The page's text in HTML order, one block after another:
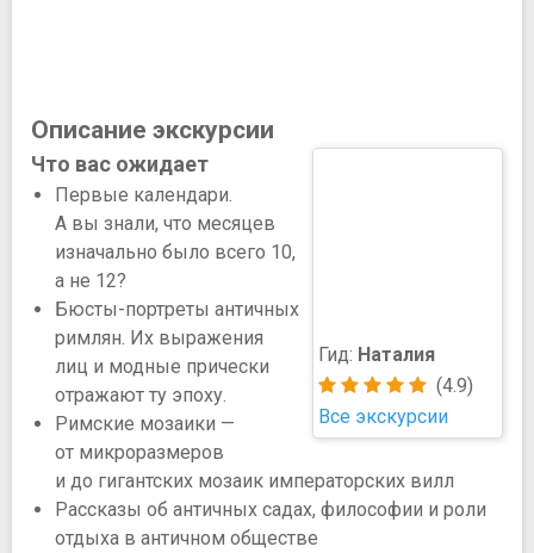
Описание экскурсии
Гид: Наталия
(4.9)
Все экскурсии
Что вас ожидает
Первые календари.
А вы знали, что месяцев
изначально было всего 10,
а не 12?
Бюсты-портреты античных
римлян. Их выражения
лиц и модные прически
отражают ту эпоху.
Римские мозаики —
от микроразмеров
и до гигантских мозаик императорских вилл
Рассказы об античных садах, философии и роли
отдыха в античном обществе